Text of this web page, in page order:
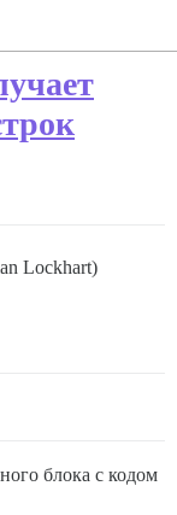
Lockhart)
блока с кодом